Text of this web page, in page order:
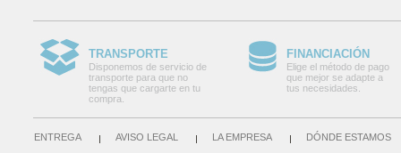
TRANSPORTE
Disponemos de servicio de
transporte para que no
tengas que cargarte en tu
compra.
FINANCIACIÓN
Elige el método de pago
que mejor se adapte a
tus necesidades.
ENTREGA AVISO LEGAL LA EMPRESA DÓNDE ESTAMOS